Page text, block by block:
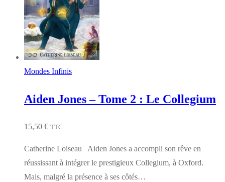
Mondes Infinis
Aiden Jones – Tome 2 : Le Collegium
15,50 € TTC
Catherine Loiseau Aiden Jones a accompli son rêve en
réussissant à intégrer le prestigieux Collegium, à Oxford.
Mais, malgré la présence à ses côtés…